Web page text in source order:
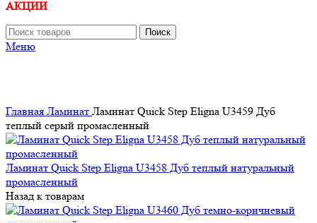
АКЦИИ
Поиск
Меню
Главная Ламинат Ламинат Quick Step Eligna U3459 Дуб
теплый серый промасленный
Ламинат Quick Step Eligna U3458 Дуб теплый натуральный
промасленный
Назад к товарам